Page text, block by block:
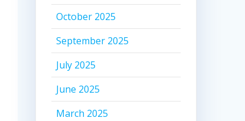
October 2025
September 2025
July 2025
June 2025
March 2025